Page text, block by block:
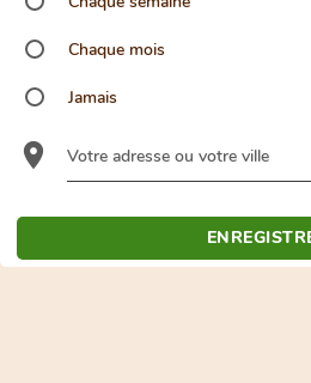
Chaque mois
Jamais
Votre adresse ou votre ville